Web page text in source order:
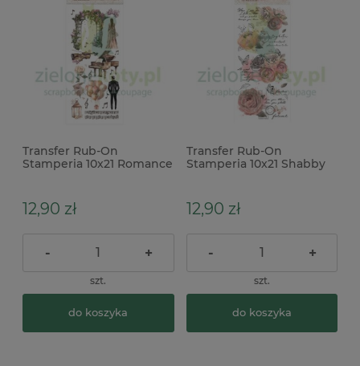
Transfer Rub-On
Stamperia 10x21 Romance
12,90 zł
- +
szt.
do koszyka
Transfer Rub-On
Stamperia 10x21 Shabby
12,90 zł
- +
szt.
do koszyka